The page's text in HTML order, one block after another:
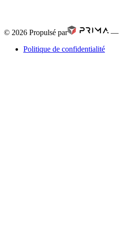
© 2026 Propulsé par —
Politique de confidentialité